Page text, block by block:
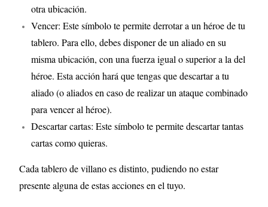
otra ubicación.
Vencer: Este símbolo te permite derrotar a un héroe de tu
tablero. Para ello, debes disponer de un aliado en su
misma ubicación, con una fuerza igual o superior a la del
héroe. Esta acción hará que tengas que descartar a tu
aliado (o aliados en caso de realizar un ataque combinado
para vencer al héroe).
Descartar cartas: Este símbolo te permite descartar tantas
cartas como quieras.
Cada tablero de villano es distinto, pudiendo no estar
presente alguna de estas acciones en el tuyo.